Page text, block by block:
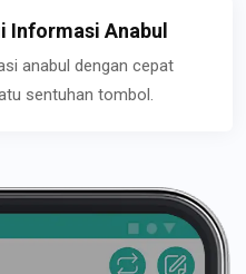
Informasi Anabul
anabul dengan cepat
sentuhan tombol.